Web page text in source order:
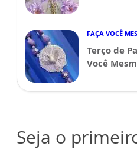
FAÇA VOCÊ
Terço de
Você
Seja o